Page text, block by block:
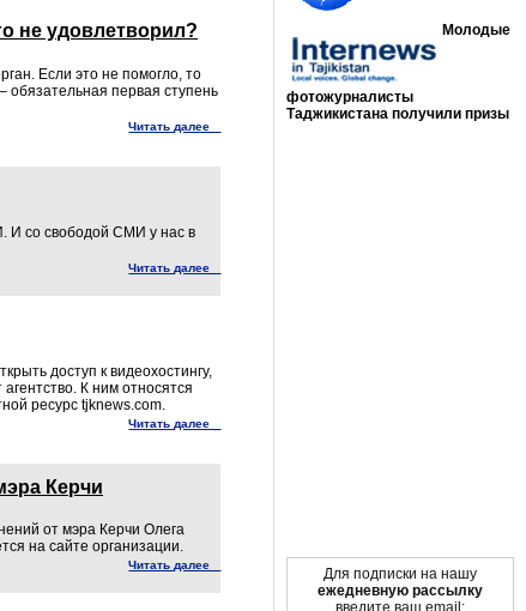
Молодые
фотожурналисты
Таджикистана получили призы
Для подписки на нашу
ежедневную рассылку
введите ваш email:
не удовлетворил?
Если это не помогло, то
обязательная первая ступень
Читать далее
И со свободой СМИ у нас в
Читать далее
доступ к видеохостингу,
К ним относятся
ресурс tjknews.com.
Читать далее
Керчи
от мэра Керчи Олега
на сайте организации.
Читать далее